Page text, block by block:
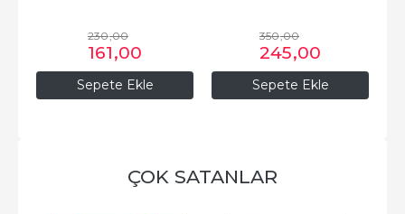
Sepete Ekle
230,00
161,00
Sepete Ekle
350,00
245,00
ÇOK SATANLAR